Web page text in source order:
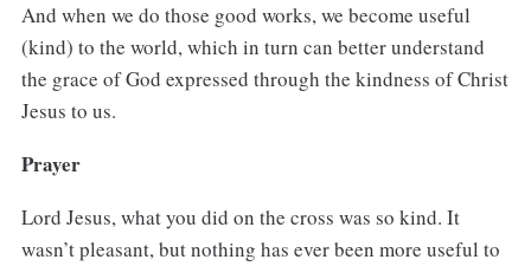
And when we do those good works, we become useful
(kind) to the world, which in turn can better understand
the grace of God expressed through the kindness of Christ
Jesus to us.
Prayer
Lord Jesus, what you did on the cross was so kind. It
wasn’t pleasant, but nothing has ever been more useful to